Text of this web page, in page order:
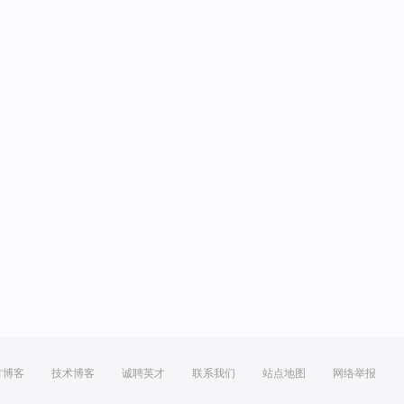
博客 技术博客 诚聘英才 联系我们 站点地图 网络举报